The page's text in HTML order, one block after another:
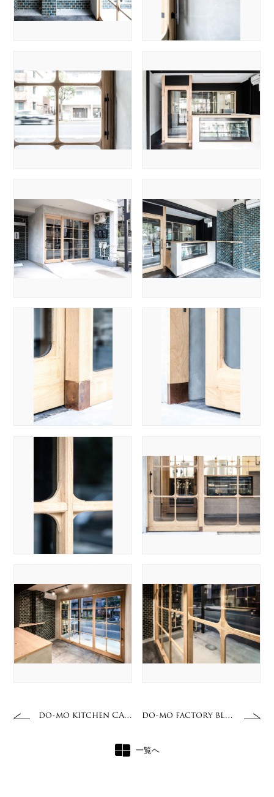
do-mo kitchen CAN-VAS do-mo factory blan.co
一覧へ